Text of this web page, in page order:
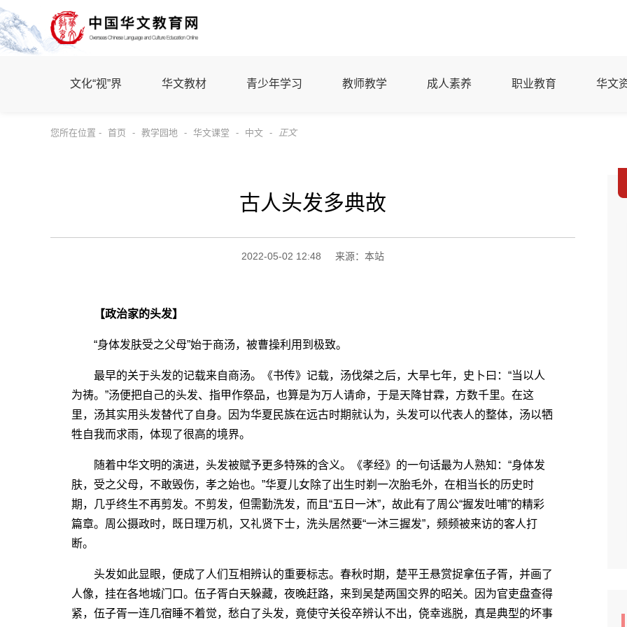
文化“视”界 华文教材 青少年学习 教师教学 成人素养 职业教育 华文
您所在位置 - 首页 - 教学园地 - 华文课堂 - 中文 - 正文
古人头发多典故
2022-05-02 12:48 来源：本站
【政治家的头发】
“身体发肤受之父母”始于商汤，被曹操利用到极致。
最早的关于头发的记载来自商汤。《书传》记载，汤伐桀之后，大旱七年，史卜曰：“当以人
为祷。”汤便把自己的头发、指甲作祭品，也算是为万人请命，于是天降甘霖，方数千里。在这
里，汤其实用头发替代了自身。因为华夏民族在远古时期就认为，头发可以代表人的整体，汤以牺
牲自我而求雨，体现了很高的境界。
随着中华文明的演进，头发被赋予更多特殊的含义。《孝经》的一句话最为人熟知：“身体发
肤，受之父母，不敢毁伤，孝之始也。”华夏儿女除了出生时剃一次胎毛外，在相当长的历史时
期，几乎终生不再剪发。不剪发，但需勤洗发，而且“五日一沐”，故此有了周公“握发吐哺”的精彩
篇章。周公摄政时，既日理万机，又礼贤下士，洗头居然要“一沐三握发”，频频被来访的客人打
断。
头发如此显眼，便成了人们互相辨认的重要标志。春秋时期，楚平王悬赏捉拿伍子胥，并画了
人像，挂在各地城门口。伍子胥白天躲藏，夜晚赶路，来到吴楚两国交界的昭关。因为官吏盘查得
紧，伍子胥一连几宿睡不着觉，愁白了头发，竟使守关役卒辨认不出，侥幸逃脱，真是典型的坏事